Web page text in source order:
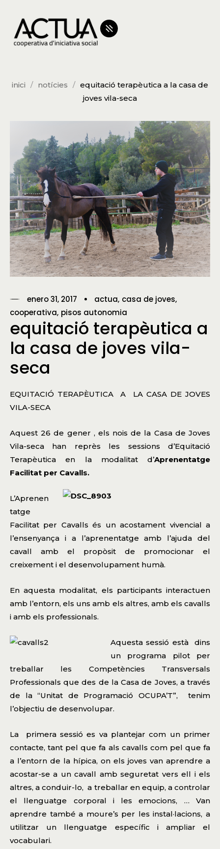
inici notícies
equitació terapèutica a la casa de
joves vila-seca
enero 31, 2017 actua casa de joves
cooperativa pisos autonomia
equitació terapèutica a
la casa de joves vila-
seca
EQUITACIÓ TERAPÈUTICA A LA CASA DE JOVES
VILA-SECA
Aquest 26 de gener , els nois de la Casa de Joves
Vila-seca han reprès les sessions d’Equitació
Terapèutica en la modalitat d’Aprenentatge
Facilitat per Cavalls.
L’Aprenen
tatge
Facilitat per Cavalls és un acostament vivencial a
l’ensenyança i a l’aprenentatge amb l’ajuda del
cavall amb el propòsit de promocionar el
creixement i el desenvolupament humà.
En aquesta modalitat, els participants interactuen
amb l’entorn, els uns amb els altres, amb els cavalls
i amb els professionals.
Aquesta sessió està dins
un programa pilot per
treballar les Competències Transversals
Professionals que des de la Casa de Joves, a través
de la “Unitat de Programació OCUPA’T”, tenim
l’objectiu de desenvolupar.
La primera sessió es va plantejar com un primer
contacte, tant pel que fa als cavalls com pel que fa
a l’entorn de la hípica, on els joves van aprendre a
acostar-se a un cavall amb seguretat vers ell i els
altres, a conduir-lo, a treballar en equip, a controlar
el llenguatge corporal i les emocions, … Van
aprendre també a moure’s per les instal·lacions, a
utilitzar un llenguatge específic i ampliar el
vocabulari.